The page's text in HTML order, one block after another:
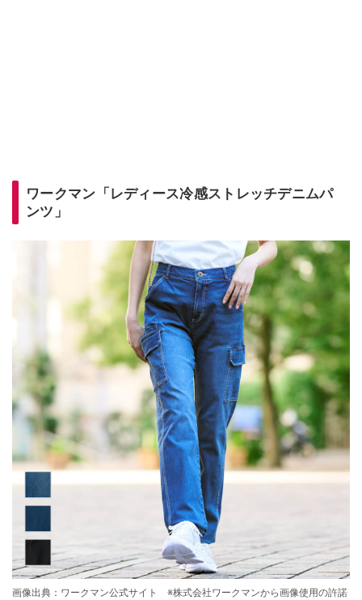
ワークマン「レディース冷感ストレッチデニムパ
ンツ」
画像出典：ワークマン公式サイト ※株式会社ワークマンから画像使用の許諾